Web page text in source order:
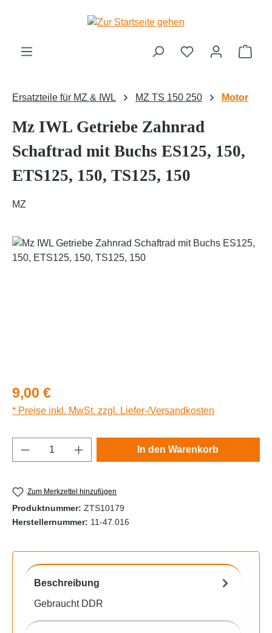
Zum Hauptinhalt springen
Ersatzteile für MZ & IWL MZ TS 150 250 Motor
Mz IWL Getriebe Zahnrad
Schaftrad mit Buchs ES125, 150,
ETS125, 150, TS125, 150
MZ
Bildergalerie überspringen
Regulärer Preis:
9,00 €
* Preise inkl. MwSt. zzgl. Liefer-/Versandkosten
Produkt Anzahl: Gib den gewünschten
In den Warenkorb
Zum Merkzettel hinzufügen
Produktnummer: ZTS10179
Herstellernummer: 11-47.016
Beschreibung
Gebraucht DDR